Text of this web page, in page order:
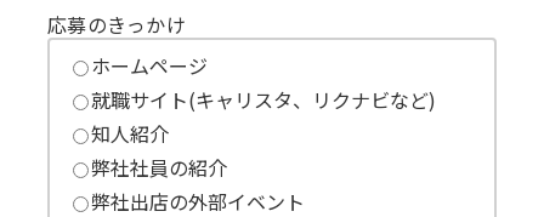
応募のきっかけ
ホームページ
就職サイト(キャリスタ、リクナビなど)
知人紹介
弊社社員の紹介
弊社出店の外部イベント